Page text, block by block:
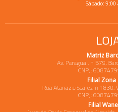
Sábado: 9:00
Matriz
Av. Paraguai, n 579,
CNPJ:
Filial
Rua Atanazio Soares, n 1830,
CNPJ:
Filial